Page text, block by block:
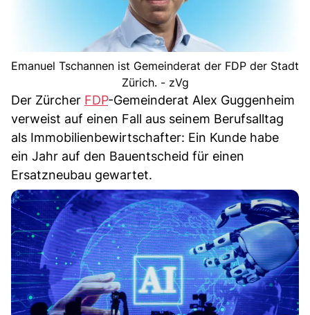
Emanuel Tschannen ist Gemeinderat der FDP der Stadt
Zürich. - zVg
Der Zürcher FDP-Gemeinderat Alex Guggenheim
verweist auf einen Fall aus seinem Berufsalltag
als Immobilienbewirtschafter: Ein Kunde habe
ein Jahr auf den Bauentscheid für einen
Ersatzneubau gewartet.